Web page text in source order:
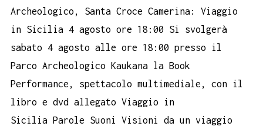
Archeologico, Santa Croce Camerina: Viaggio
in Sicilia 4 agosto ore 18:00 Si svolgerà
sabato 4 agosto alle ore 18:00 presso il
Parco Archeologico Kaukana la Book
Performance, spettacolo multimediale, con il
libro e dvd allegato Viaggio in
Sicilia Parole Suoni Visioni da un viaggio